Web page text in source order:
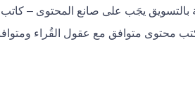
مُهمة مُرتبطة بالتسويق يجَب على صانع المحتوى
محتوى متوافق مع عقول القُراء